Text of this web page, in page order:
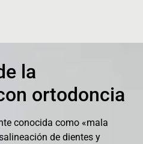
la
ortodoncia
conocida como «mala
de dientes y